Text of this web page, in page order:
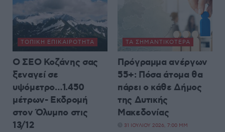
ΤΟΠΙΚΉ ΕΠΙΚΑΙΡΌΤΗΤΑ
Ο ΣΕΟ Κοζάνης σας
ξεναγεί σε
υψόμετρο…1.450
μέτρων- Εκδρομή
στον Όλυμπο στις
13/12
ΤΑ ΣΗΜΑΝΤΙΚΟΤΕΡΑ
Πρόγραμμα ανέργων
55+: Πόσα άτομα θα
πάρει ο κάθε Δήμος
της Δυτικής
Μακεδονίας
31 ΙΟΥΛΊΟΥ 2026, 7:00 ΜΜ